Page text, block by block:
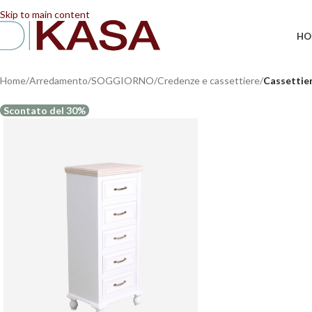
Skip to main content
Home/Arredamento/SOGGIORNO/Credenze e cassettiere/
Scontato del 30%